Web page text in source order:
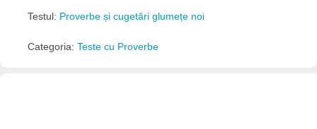
Testul: Proverbe și cugetări glumețe noi
Categoria: Teste cu Proverbe